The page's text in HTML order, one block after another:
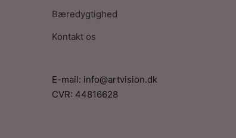
Bæredygtighed
Kontakt os
E-mail: info@artvision.dk
CVR: 44816628